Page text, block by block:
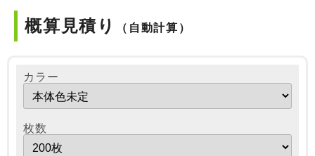
概算見積り （自動計算）
カラー
枚数